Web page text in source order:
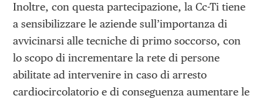
Inoltre, con questa partecipazione, la Cc-Ti tiene
a sensibilizzare le aziende sull’importanza di
avvicinarsi alle tecniche di primo soccorso, con
lo scopo di incrementare la rete di persone
abilitate ad intervenire in caso di arresto
cardiocircolatorio e di conseguenza aumentare le